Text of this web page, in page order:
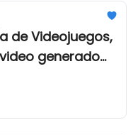
de Videojuegos,
generado